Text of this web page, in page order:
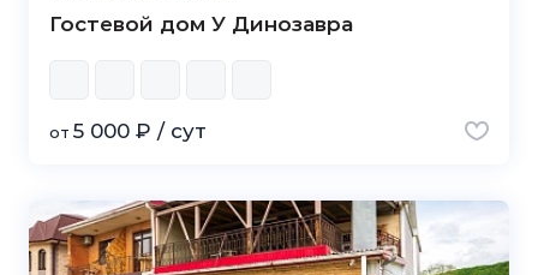
Гостевой дом У Динозавра
от 5 000 ₽ / сут